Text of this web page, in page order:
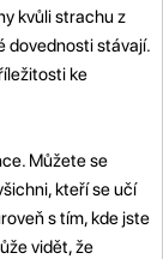
kvůli strachu z
dovednosti stávají.
ke
Můžete se
kteří se učí
s tím, kde jste
vidět, že